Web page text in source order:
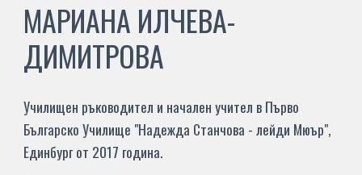
МАРИАНА ИЛЧЕВА-
ДИМИТРОВА
Училищен ръководител и начален учител в Първо
Българско Училище "Надежда Станчова - лейди Мюър",
Единбург от 2017 година.